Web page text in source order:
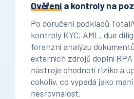
Ověření a kontroly na
Po doručení podkladů
kontroly KYC, AML, due
forenzní analýzu
externích zdrojů doplní
nástroje ohodnotí riziko a
cokoliv, co vypadá jako
nesrovnalost.